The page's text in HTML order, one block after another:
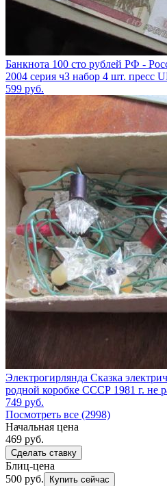
Банкнота 100 сто рублей РФ -
2004 серия чЗ набор 4 шт. пресс
599 руб.
Электрогирлянда Сказка
родной коробке СССР 1981 г. не
749 руб.
Посмотреть все (2998)
Начальная цена
469 руб.
Сделать ставку
Блиц-цена
500 руб.
Купить сейчас